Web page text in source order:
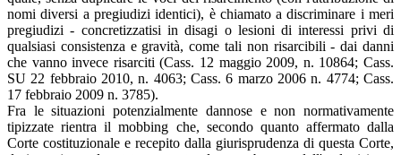
nomi diversi a pregiudizi identici), è chiamato a discriminare i meri
pregiudizi - concretizzatisi in disagi o lesioni di interessi privi di
qualsiasi consistenza e gravità, come tali non risarcibili - dai danni
che vanno invece risarciti (Cass. 12 maggio 2009, n. 10864; Cass.
SU 22 febbraio 2010, n. 4063; Cass. 6 marzo 2006 n. 4774; Cass.
17 febbraio 2009 n. 3785).
Fra le situazioni potenzialmente dannose e non normativamente
tipizzate rientra il mobbing che, secondo quanto affermato dalla
Corte costituzionale e recepito dalla giurisprudenza di questa Corte,